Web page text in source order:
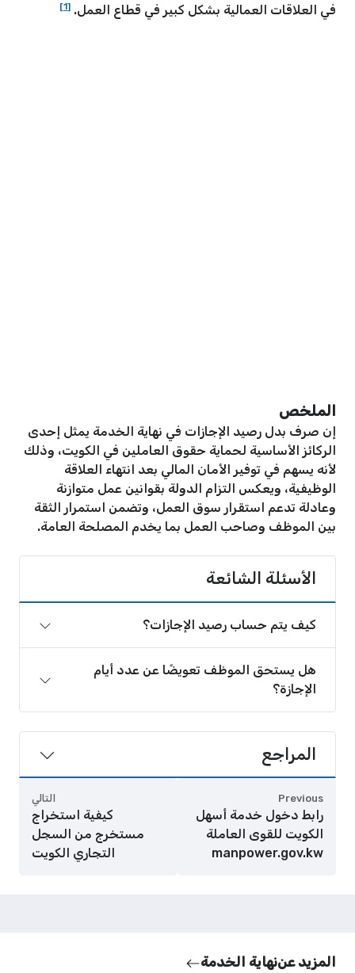
في العلاقات العمالية بشكل كبير في قطاع العمل. [1]
الملخص
إن صرف بدل رصيد الإجازات في نهاية الخدمة يمثل إحدى
الركائز الأساسية لحماية حقوق العاملين في الكويت، وذلك
لأنه يسهم في توفير الأمان المالي بعد انتهاء العلاقة
الوظيفية، ويعكس التزام الدولة بقوانين عمل متوازنة
وعادلة تدعم استقرار سوق العمل، وتضمن استمرار الثقة
بين الموظف وصاحب العمل بما يخدم المصلحة العامة.
الأسئلة الشائعة
كيف يتم حساب رصيد الإجازات؟
هل يستحق الموظف تعويضًا عن عدد أيام
الإجازة؟
المراجع
Previous
رابط دخول خدمة أسهل
الكويت للقوى العاملة
manpower.gov.kw
التالي
كيفية استخراج
مستخرج من السجل
التجاري الكويت
المزيد عننهاية الخدمة